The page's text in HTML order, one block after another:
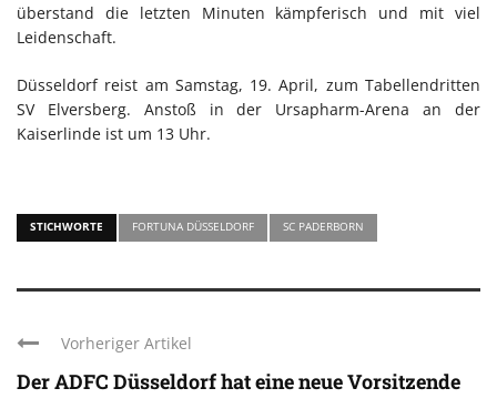
überstand die letzten Minuten kämpferisch und mit viel
Leidenschaft.
Düsseldorf reist am Samstag, 19. April, zum Tabellendritten
SV Elversberg. Anstoß in der Ursapharm-Arena an der
Kaiserlinde ist um 13 Uhr.
STICHWORTE FORTUNA DÜSSELDORF SC PADERBORN
Vorheriger Artikel
Der ADFC Düsseldorf hat eine neue Vorsitzende